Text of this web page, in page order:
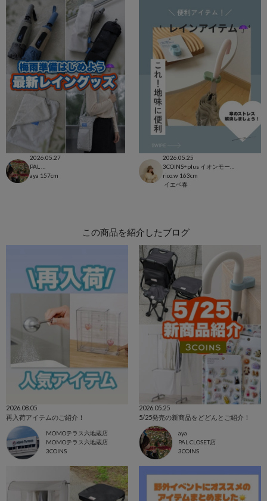
2026.05.27
aya 157cm
2026.05.25
rico.w 163cm
イエベ春
この商品を紹介したブログ
2026.08.05
再入荷アイテムのご紹介！
MOMOテラス六地蔵店
MOMOテラス六地蔵店
3COINS
2026.05.25
5/25発売の新商品をどどんとご紹介！
aya
PAL CLOSET店
3COINS